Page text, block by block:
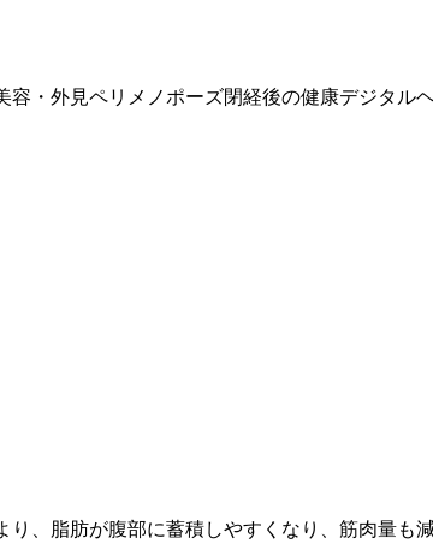
容・外見ペリメノポーズ閉経後の健康デジタル
り、脂肪が腹部に蓄積しやすくなり、筋肉量も